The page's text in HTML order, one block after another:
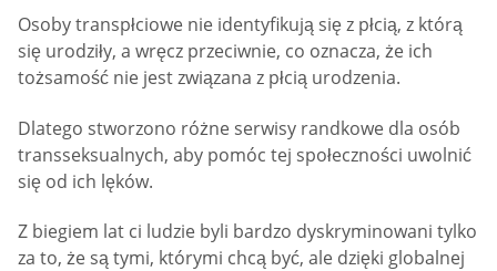
Osoby transpłciowe nie identyfikują się z płcią, z którą
się urodziły, a wręcz przeciwnie, co oznacza, że ich
tożsamość nie jest związana z płcią urodzenia.
Dlatego stworzono różne serwisy randkowe dla osób
transseksualnych, aby pomóc tej społeczności uwolnić
się od ich lęków.
Z biegiem lat ci ludzie byli bardzo dyskryminowani tylko
za to, że są tymi, którymi chcą być, ale dzięki globalnej